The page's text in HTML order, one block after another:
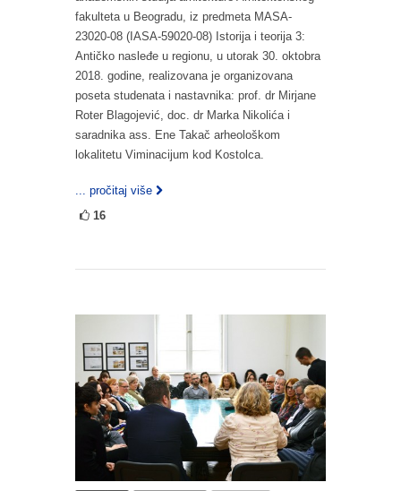
fakulteta u Beogradu, iz predmeta MASA-
23020-08 (IASA-59020-08) Istorija i teorija 3:
Antičko nasleđe u regionu, u utorak 30. oktobra
2018. godine, realizovana je organizovana
poseta studenata i nastavnika: prof. dr Mirjane
Roter Blagojević, doc. dr Marka Nikolića i
saradnika ass. Ene Takač arheološkom
lokalitetu Viminacijum kod Kostolca.
... pročitaj više
16